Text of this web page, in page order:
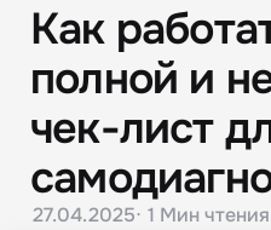
Как
полной и
чек-лист
27.04.2025 1 Мин чтения